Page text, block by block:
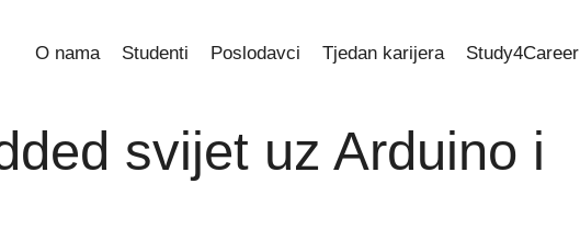
O nama Studenti Poslodavci Tjedan karijera Study4Career
svijet uz Arduino i